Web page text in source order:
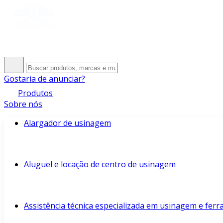
Gostaria de anunciar?
Produtos
Sobre nós
Alargador de usinagem
Aluguel e locação de centro de usinagem
Assistência técnica especializada em usinagem e